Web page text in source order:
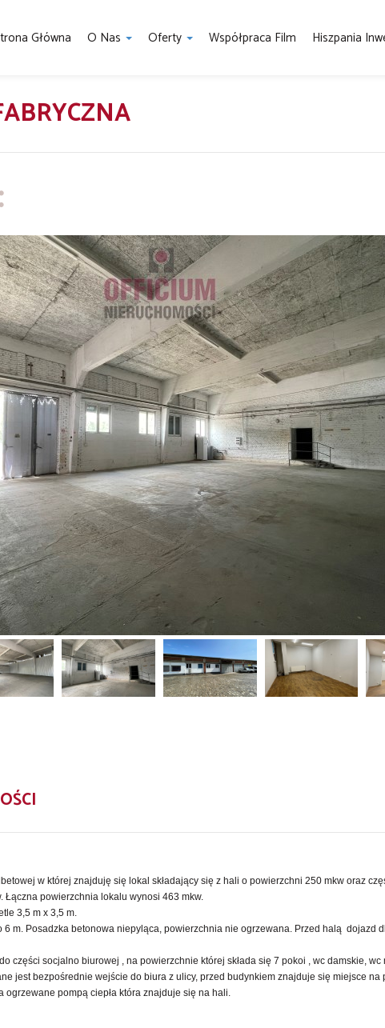
Główna O Nas Oferty Współpraca Film Hiszpania
w której znajduję się lokal składający się z hali o powierzchni 250 mkw oraz
Łączna powierzchnia lokalu wynosi 463 mkw.
3,5 m x 3,5 m.
6 m. Posadzka betonowa niepyląca, powierzchnia nie ogrzewana. Przed halą dojazd
części socjalno biurowej , na powierzchnie której składa się 7 pokoi , wc damskie, wc
jest bezpośrednie wejście do biura z ulicy, przed budynkiem znajduje się miejsce na
pompą ciepła która znajduje się na hali.